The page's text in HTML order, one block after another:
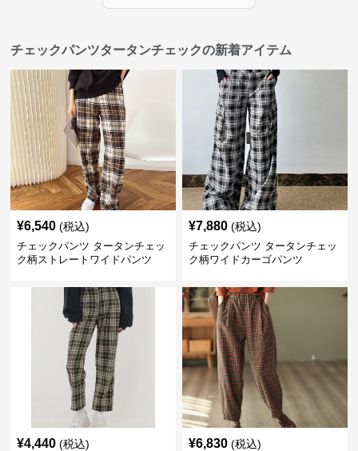
チェックパンツタータンチェックの新着アイテム
¥6,540 (税込)
チェックパンツ タータンチェッ
ク柄ストレートワイドパンツ
¥7,880 (税込)
チェックパンツ タータンチェッ
ク柄ワイドカーゴパンツ
¥4,440 (税込) ¥6,830 (税込)